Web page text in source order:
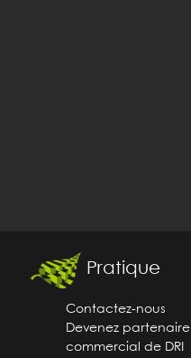
Pratique
Contactez-nous
Devenez partenaire
commercial de DRI